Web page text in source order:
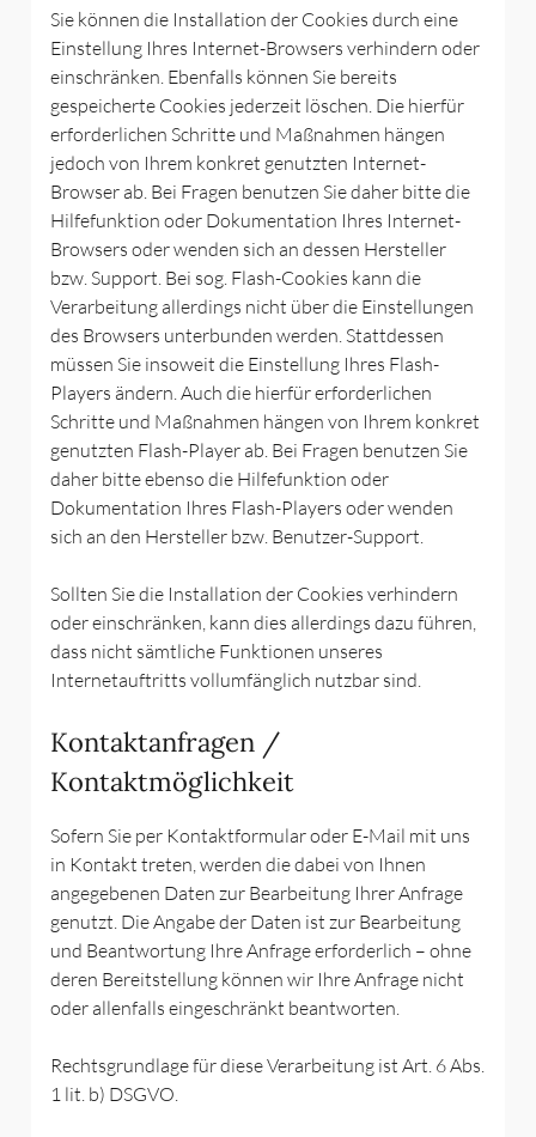
Sie können die Installation der Cookies durch eine
Einstellung Ihres Internet-Browsers verhindern oder
einschränken. Ebenfalls können Sie bereits
gespeicherte Cookies jederzeit löschen. Die hierfür
erforderlichen Schritte und Maßnahmen hängen
jedoch von Ihrem konkret genutzten Internet-
Browser ab. Bei Fragen benutzen Sie daher bitte die
Hilfefunktion oder Dokumentation Ihres Internet-
Browsers oder wenden sich an dessen Hersteller
bzw. Support. Bei sog. Flash-Cookies kann die
Verarbeitung allerdings nicht über die Einstellungen
des Browsers unterbunden werden. Stattdessen
müssen Sie insoweit die Einstellung Ihres Flash-
Players ändern. Auch die hierfür erforderlichen
Schritte und Maßnahmen hängen von Ihrem konkret
genutzten Flash-Player ab. Bei Fragen benutzen Sie
daher bitte ebenso die Hilfefunktion oder
Dokumentation Ihres Flash-Players oder wenden
sich an den Hersteller bzw. Benutzer-Support.
Sollten Sie die Installation der Cookies verhindern
oder einschränken, kann dies allerdings dazu führen,
dass nicht sämtliche Funktionen unseres
Internetauftritts vollumfänglich nutzbar sind.
Kontaktanfragen /
Kontaktmöglichkeit
Sofern Sie per Kontaktformular oder E-Mail mit uns
in Kontakt treten, werden die dabei von Ihnen
angegebenen Daten zur Bearbeitung Ihrer Anfrage
genutzt. Die Angabe der Daten ist zur Bearbeitung
und Beantwortung Ihre Anfrage erforderlich – ohne
deren Bereitstellung können wir Ihre Anfrage nicht
oder allenfalls eingeschränkt beantworten.
Rechtsgrundlage für diese Verarbeitung ist Art. 6 Abs.
1 lit. b) DSGVO.